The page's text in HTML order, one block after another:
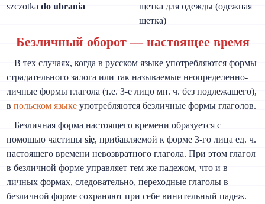
szczotkado ubrania
щетка для одежды (одежная
щетка)
Безличный оборот — настоящее время
В тех случаях, когда в русском языке употребляются формы
страдательного залога или так называемые неопределенно-
личные формы глагола (т.е. 3-е лицо мн. ч. без подлежащего),
впольском языке употребляются безличные формы глаголов.
Безличная форма настоящего времени образуется с
помощью частицыsię, прибавляемой к форме 3-го лица ед. ч.
настоящего времени невозвратного глагола. При этом глагол
в безличной форме управляет тем же падежом, что и в
личных формах, следовательно, переходные глаголы в
безличной форме сохраняют при себе винительный падеж.